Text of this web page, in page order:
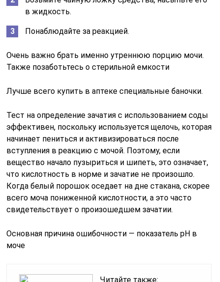
в жидкость.
Понаблюдайте за реакцией.
Очень важно брать именно утреннюю порцию мочи.
Также позаботьтесь о стерильной емкости
Лучше всего купить в аптеке специальные баночки.
Тест на определение зачатия с использованием соды
эффективен, поскольку используется щелочь, которая
начинает пениться и активизироваться после
вступления в реакцию с мочой. Поэтому, если
вещество начало пузыриться и шипеть, это означает,
что кислотность в норме и зачатие не произошло.
Когда белый порошок оседает на дне стакана, скорее
всего моча пониженной кислотности, а это часто
свидетельствует о произошедшем зачатии.
Основная причина ошибочности — показатель pH в
моче
Читайте также: